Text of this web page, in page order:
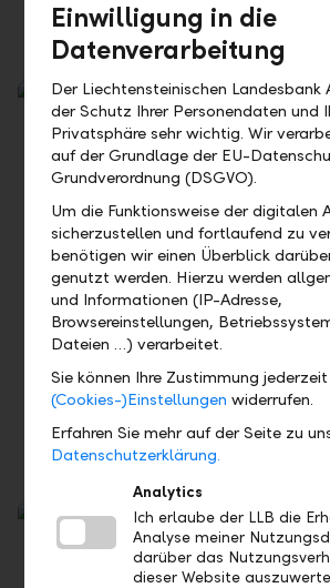
Tragbarkeit aus und was bedeutet sie?
Alles über Steuern
Wohnortswechsel oder Einkauf in die
Einwilligung in die
Datenverarbeitung
Der Liechtensteinischen Landesbank
der Schutz Ihrer Personendaten und
Privatsphäre sehr wichtig. Wir
auf der Grundlage der EU-
Grundverordnung (DSGVO).
Um die Funktionsweise der digitalen
sicherzustellen und fortlaufend zu
benötigen wir einen Überblick
genutzt werden. Hierzu werden
und Informationen (IP-Adresse,
Browsereinstellungen,
Dateien …) verarbeitet.
Sie können Ihre Zustimmung
(Cookies-)Einstellungen widerrufen.
Erfahren Sie mehr auf der Seite zu
Datenschutzerklärung.
Analytics
Ich erlaube der LLB die
Analyse meiner
darüber das
dieser Website